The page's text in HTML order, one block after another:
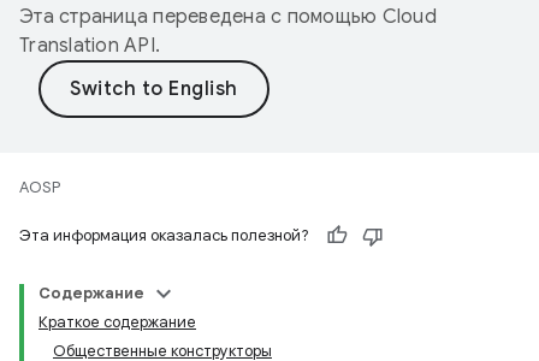
Эта страница переведена с помощью Cloud
Translation API.
AOSP
Эта информация оказалась полезной?
Содержание
Краткое содержание
Общественные конструкторы